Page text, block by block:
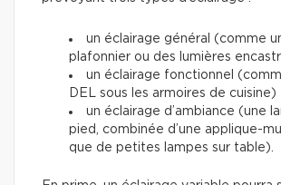
un éclairage général (comme
plafonnier ou des lumières
un éclairage fonctionnel
DEL sous les armoires de cuisine)
un éclairage d’ambiance (une
pied, combinée d’une applique-
que de petites lampes sur table).